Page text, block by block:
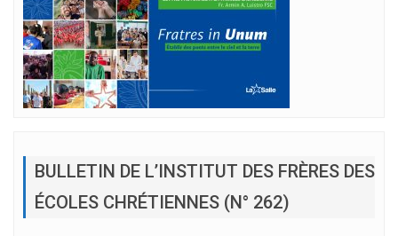
BULLETIN DE L’INSTITUT DES FRÈRES DES
ÉCOLES CHRÉTIENNES (N° 262)